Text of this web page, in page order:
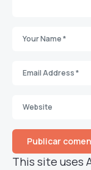
This site uses